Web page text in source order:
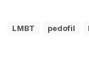
LMBT pedofil